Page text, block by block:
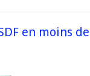
en moins